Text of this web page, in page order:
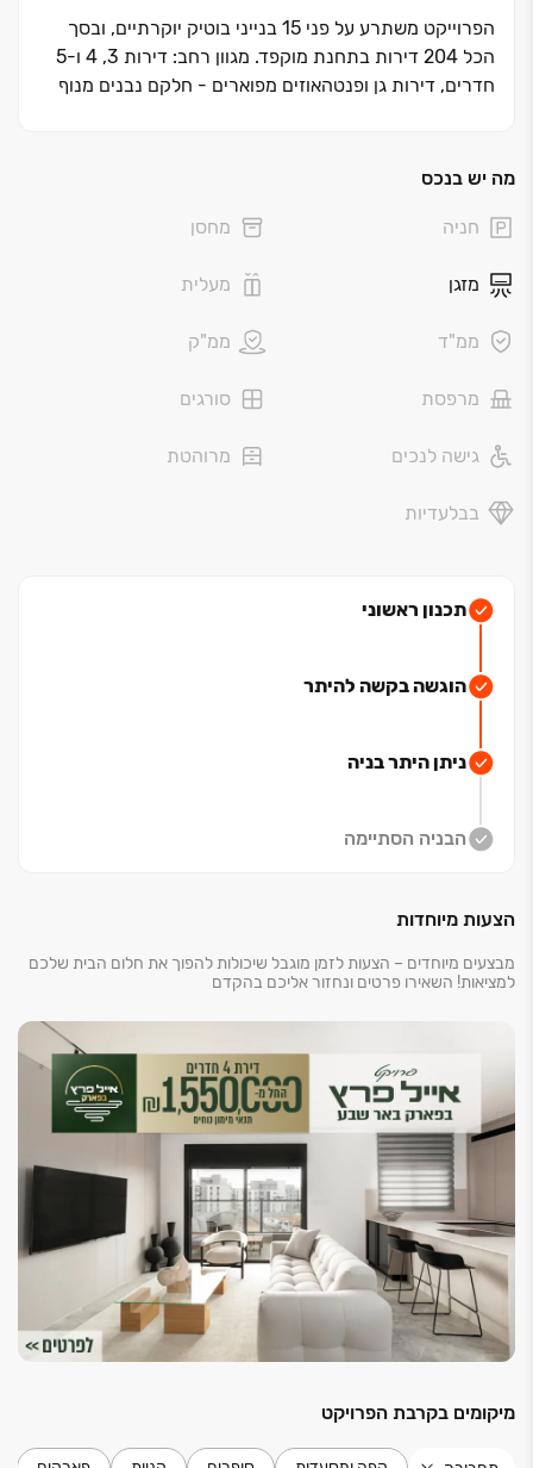
הפרוייקט משתרע על פני 15 בנייני בוטיק יוקרתיים, ובסך
הכל 204 דירות בתחנת מוקפד. מגוון רחב: דירות 3, 4 ו-5
חדרים, דירות גן ופנטהאוזים מפוארים - חלקם נבנים מנוף
הדירות נמסרות במפרט עשיר ואיכותי:
מתקדמות – לצד מיזוג, מעלית ומרפסת.
מסביב - עולם שלם:
טיילת, אמפיתיאטרון, שבילי אופניים,
גני ילדים ומסחר. הכל במרחק הליכה. שלב א' כבר מאוכלס
15 בנייני בוטיק, 204 דירות
בלב פארק נחל - הריה הירוקה של בר שבע
דירות 3, 4 ו-5 חדרים, דירות גן ופנטהאוזים
שלב א' כבר מאוכלס (2024)
מה יש בנכס
חניה מחסן
מזגן מעלית
ממ"ד ממ"ק
מרפסת סורגים
גישה לנכים מרוהטת
בבלעדיות
תכנון ראשוני
הוגשה בקשה להיתר
ניתן היתר בניה
הבניה הסתיימה
הצעות מיוחדות
מבצעים מיוחדים – הצעות לזמן מוגבל שיכולות להפוך את חלום הבית שלכם
למציאות! השאירו פרטים ונחזור אליכם בהקדם
מיקומים בקרבת הפרויקט